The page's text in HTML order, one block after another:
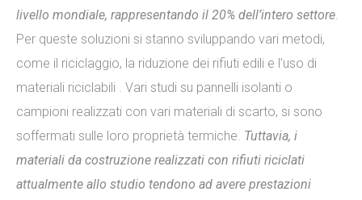
livello mondiale, rappresentando il 20% dell’intero settore.
Per queste soluzioni si stanno sviluppando vari metodi,
come il riciclaggio, la riduzione dei rifiuti edili e l’uso di
materiali riciclabili . Vari studi su pannelli isolanti o
campioni realizzati con vari materiali di scarto, si sono
soffermati sulle loro proprietà termiche. Tuttavia, i
materiali da costruzione realizzati con rifiuti riciclati
attualmente allo studio tendono ad avere prestazioni